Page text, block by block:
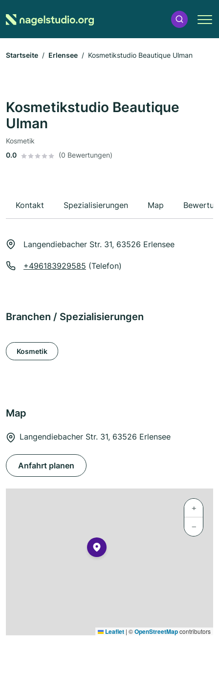
Startseite Erlensee Kosmetikstudio Beautique Ulman
Kosmetikstudio Beautique
Ulman
Kosmetik
0.0
(0 Bewertungen)
Kontakt Spezialisierungen Map
Langendiebacher Str. 31, 63526 Erlensee
+496183929585 (Telefon)
Branchen / Spezialisierungen
Kosmetik
Map
Langendiebacher Str. 31, 63526 Erlensee
Anfahrt planen
+
−
Leaflet | ©OpenStreetMapcontributors